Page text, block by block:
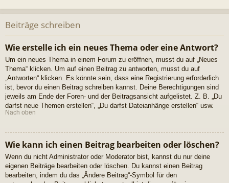
Beiträge schreiben
Wie erstelle ich ein neues Thema oder eine Antwort?
Um ein neues Thema in einem Forum zu eröffnen, musst du auf „Neues
Thema“ klicken. Um auf einen Beitrag zu antworten, musst du auf
„Antworten“ klicken. Es könnte sein, dass eine Registrierung erforderlich
ist, bevor du einen Beitrag schreiben kannst. Deine Berechtigungen sind
jeweils am Ende der Foren- und der Beitragsansicht aufgelistet. Z. B. „Du
darfst neue Themen erstellen“, „Du darfst Dateianhänge erstellen“ usw.
Nach oben
Wie kann ich einen Beitrag bearbeiten oder löschen?
Wenn du nicht Administrator oder Moderator bist, kannst du nur deine
eigenen Beiträge bearbeiten oder löschen. Du kannst einen Beitrag
bearbeiten, indem du das „Ändere Beitrag“-Symbol für den